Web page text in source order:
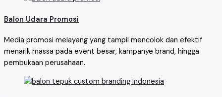
Balon Udara Promosi
Media promosi melayang yang tampil mencolok dan efektif
menarik massa pada event besar, kampanye brand, hingga
pembukaan perusahaan.